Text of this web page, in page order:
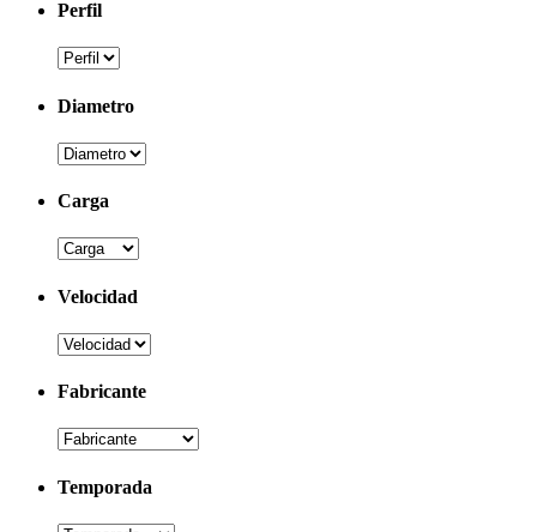
Perfil
Diametro
Carga
Velocidad
Fabricante
Temporada